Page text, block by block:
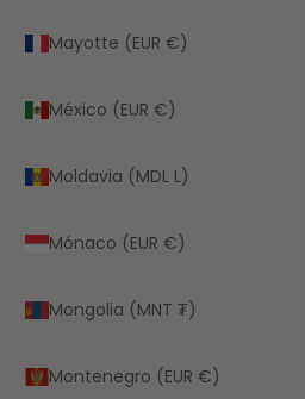
Mayotte (EUR €)
México (EUR €)
Moldavia (MDL L)
Mónaco (EUR €)
Mongolia (MNT ₮)
Montenegro (EUR €)